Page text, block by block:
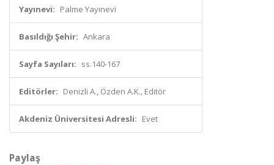
Yayınevi: Palme Yayınevi
Basıldığı Şehir: Ankara
Sayfa Sayıları: ss.140-167
Editörler: Denizli A., Özden A.K., Editör
Akdeniz Üniversitesi Adresli: Evet
Paylaş